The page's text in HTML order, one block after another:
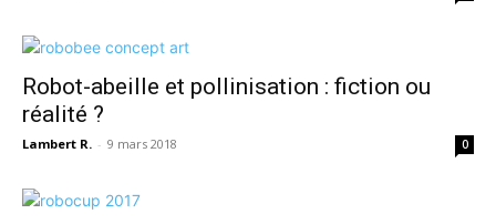
Robot-abeille et pollinisation : fiction ou
réalité ?
Lambert R. - 9 mars 2018 0